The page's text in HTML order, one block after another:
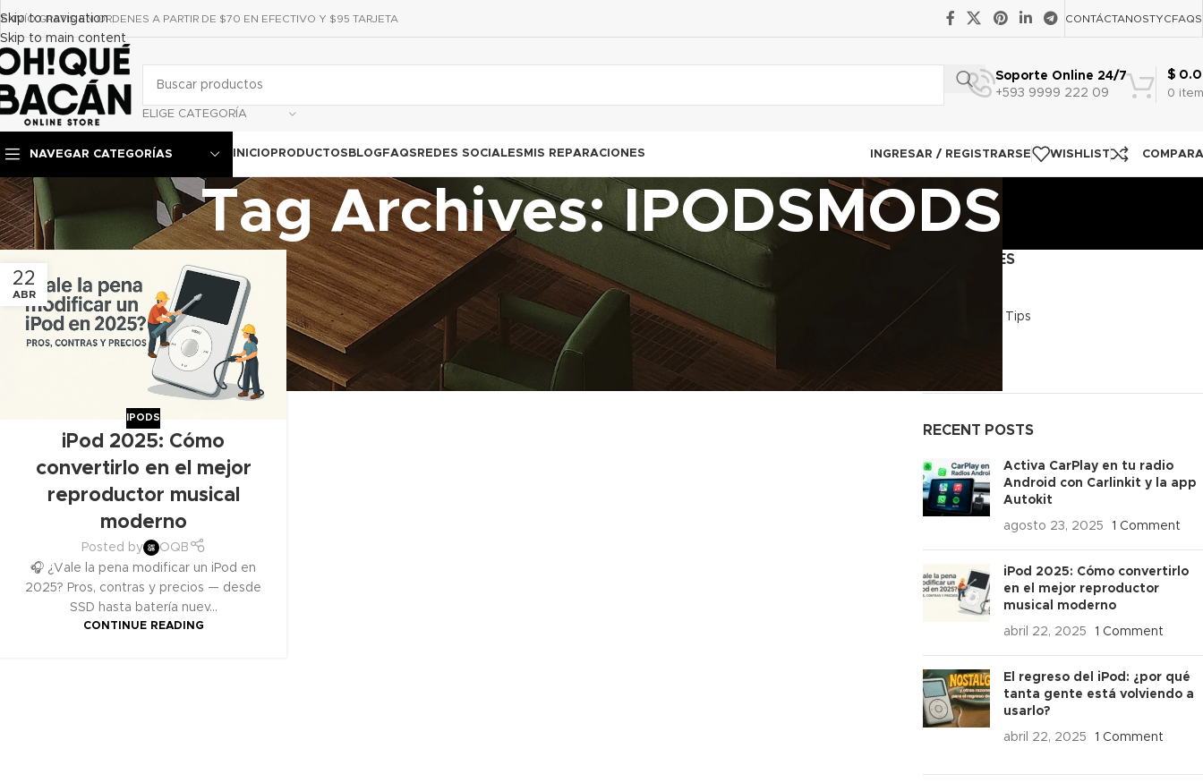
Skip to navigation
Skip to main content
ENVÍO GRATIS EN ORDENES A PARTIR DE $70 EN EFECTIVO Y $95 TARJETA CONTÁCTANOSTYCFAQS
ELIGE CATEGORÍA
Soporte Online 24/7
+593 9999 222 09
0
$
NAVEGAR CATEGORÍAS INICIO PRODUCTOS BLOG FAQS REDES SOCIALES MIS REPARACIONES INGRESAR / REGISTRARSE WISHLIST
Tag Archives: IPODSMODS
22
ABR
IPODS
iPod 2025: Cómo
convertirlo en el mejor
reproductor musical
moderno
Posted by
OQB
🎧 ¿Vale la pena modificar un iPod en
2025? Pros, contras y precios — desde
SSD hasta batería nuev...
CONTINUE READING
CATEGORIES
Switch Hax y Tips
RECENT POSTS
Activa CarPlay en tu radio
Android con Carlinkit y la app
Autokit
agosto 23, 2025 1 Comment
iPod 2025: Cómo convertirlo
en el mejor reproductor
musical moderno
abril 22, 2025 1 Comment
El regreso del iPod: ¿por qué
tanta gente está volviendo a
usarlo?
abril 22, 2025 1 Comment